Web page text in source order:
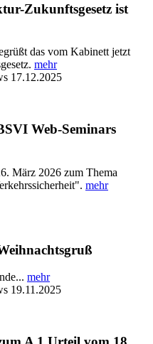
Zukunftsgesetz ist
das vom Kabinett jetzt
mehr
17.12.2025
Web-Seminars
März 2026 zum Thema
mehr
mehr
19.11.2025